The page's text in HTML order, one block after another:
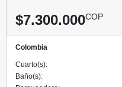
$7.300.000COP
Colombia
Cuarto(s):
Baño(s):